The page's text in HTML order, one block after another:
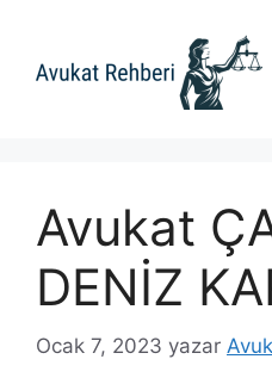
Avukat
DENİZ
Ocak 7, 2023 yazar